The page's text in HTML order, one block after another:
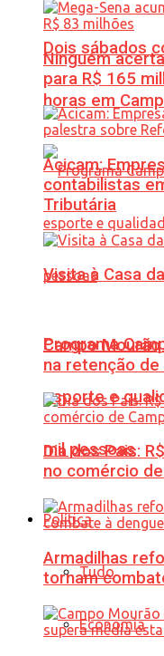
Dois sábados
horas em
Programa
esporte e
mil pessoas
Política
Tudo
Economia
Ninguém
para R$ 165
Acicam:
contabilistas
Tributária
Visita à Casa
Campo
na retenção de
Dia dos Pais:
no comércio
Armadilhas
tornam